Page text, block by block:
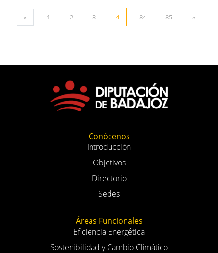
« 1 2 3 4 84 85 »
Conócenos
Introducción
Objetivos
Directorio
Sedes
Áreas Funcionales
Eficiencia Energética
Sostenibilidad y Cambio Climático